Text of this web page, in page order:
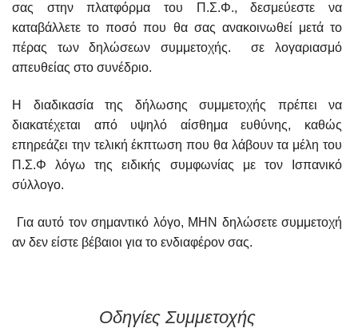
σας στην πλατφόρμα του Π.Σ.Φ., δεσμεύεστε να
καταβάλλετε το ποσό που θα σας ανακοινωθεί μετά το
πέρας των δηλώσεων συμμετοχής. σε λογαριασμό
απευθείας στο συνέδριο.
Η διαδικασία της δήλωσης συμμετοχής πρέπει να
διακατέχεται από υψηλό αίσθημα ευθύνης, καθώς
επηρεάζει την τελική έκπτωση που θα λάβουν τα μέλη του
Π.Σ.Φ λόγω της ειδικής συμφωνίας με τον Ισπανικό
σύλλογο.
Για αυτό τον σημαντικό λόγο, ΜΗΝ δηλώσετε συμμετοχή
αν δεν είστε βέβαιοι για το ενδιαφέρον σας.
Οδηγίες Συμμετοχής